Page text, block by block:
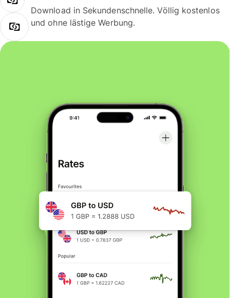
Download in Sekundenschnelle. Völlig kostenlos
und ohne lästige Werbung.